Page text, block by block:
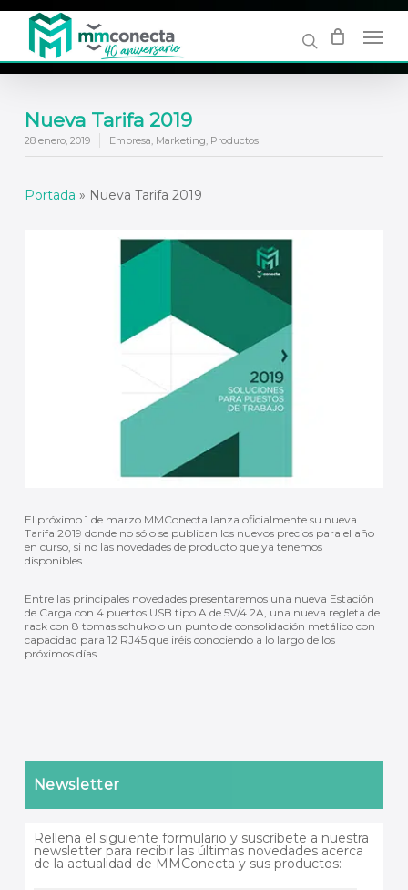
content
Nueva Tarifa 2019
28 enero, 2019 Empresa, Marketing, Productos
Portada » Nueva Tarifa 2019
El próximo 1 de marzo MMConecta lanza oficialmente su nueva
Tarifa 2019 donde no sólo se publican los nuevos precios para el año
en curso, si no las novedades de producto que ya tenemos
disponibles.
Entre las principales novedades presentaremos una nueva Estación
de Carga con 4 puertos USB tipo A de 5V/4.2A, una nueva regleta de
rack con 8 tomas schuko o un punto de consolidación metálico con
capacidad para 12 RJ45 que iréis conociendo a lo largo de los
próximos días.
Newsletter
Rellena el siguiente formulario y suscríbete a nuestra
newsletter para recibir las últimas novedades acerca
de la actualidad de MMConecta y sus productos: